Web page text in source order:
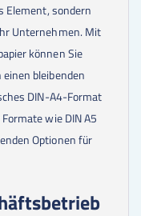
Element, sondern
Unternehmen. Mit
können Sie
bleibenden
DIN-A4-Format
wie DIN A5
Optionen für